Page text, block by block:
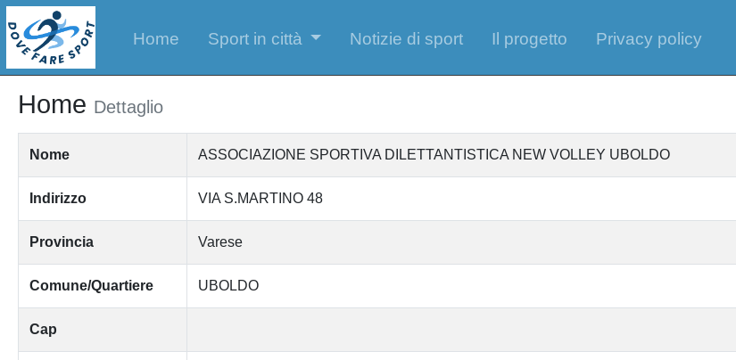
Home Sport in città Notizie di sport Il progetto Privacy policy
Home Dettaglio
Nome ASSOCIAZIONE SPORTIVA DILETTANTISTICA NEW VOLLEY UBOLDO
Indirizzo VIA S.MARTINO 48
Provincia Varese
Comune/Quartiere UBOLDO
Cap